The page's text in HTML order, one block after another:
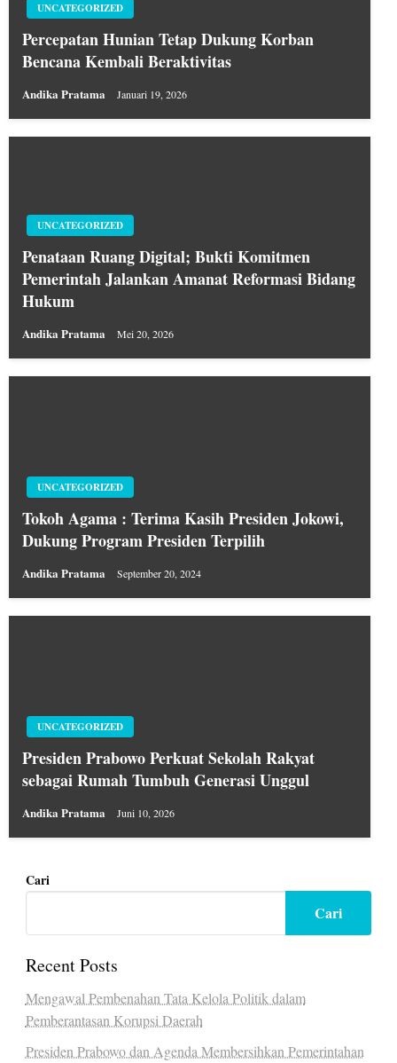
UNCATEGORIZED
Percepatan Hunian Tetap Dukung Korban
Bencana Kembali Beraktivitas
Andika Pratama Januari 19, 2026
UNCATEGORIZED
Penataan Ruang Digital; Bukti Komitmen
Pemerintah Jalankan Amanat Reformasi Bidang
Hukum
Andika Pratama Mei 20, 2026
UNCATEGORIZED
Tokoh Agama : Terima Kasih Presiden Jokowi,
Dukung Program Presiden Terpilih
Andika Pratama September 20, 2024
UNCATEGORIZED
Presiden Prabowo Perkuat Sekolah Rakyat
sebagai Rumah Tumbuh Generasi Unggul
Andika Pratama Juni 10, 2026
Cari
Cari
Recent Posts
Mengawal Pembenahan Tata Kelola Politik dalam
Pemberantasan Korupsi Daerah
Presiden Prabowo dan Agenda Membersihkan Pemerintahan